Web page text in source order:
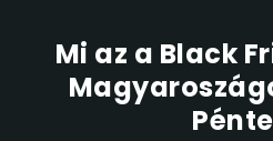
Mi az a Black